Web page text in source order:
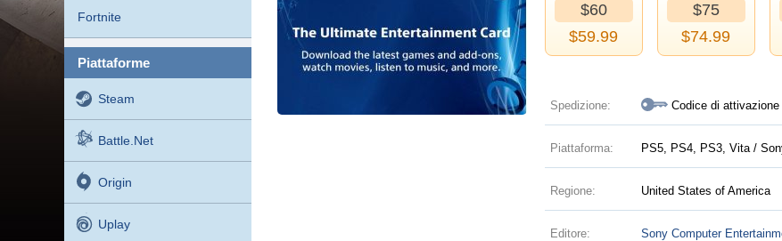
Fortnite
piattaforme
Steam
Battle.net
Origin
Uplay
$60
$59.99
$75
$74.99
Spedizione: Codice di attivazione
Piattaforma: PS5, PS4, PS3, Vita /
Regione: United States of America
Editore: Sony Computer